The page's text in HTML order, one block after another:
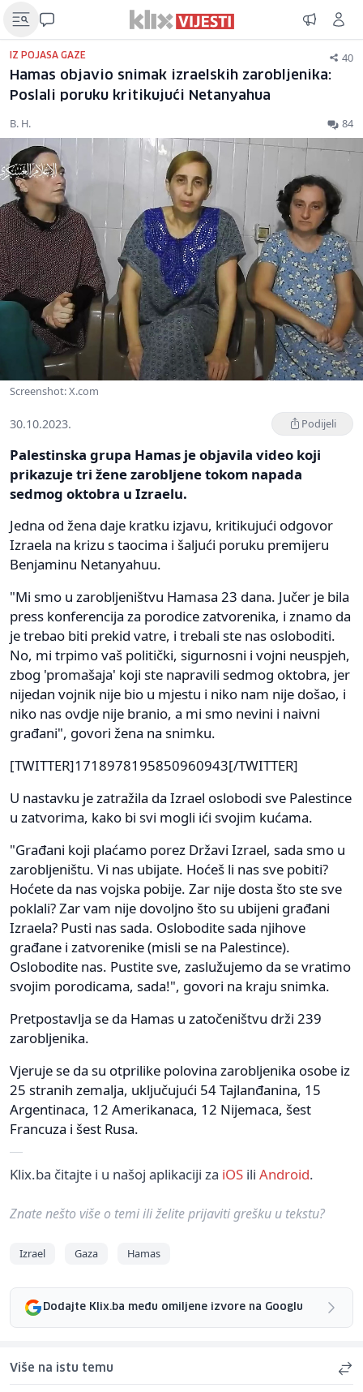
IZ POJASA GAZE 40
Hamas objavio snimak izraelskih zarobljenika:
Poslali poruku kritikujući Netanyahua
B. H. 84
Screenshot: X.com
30.10.2023. Podijeli
Palestinska grupa Hamas je objavila video koji
prikazuje tri žene zarobljene tokom napada
sedmog oktobra u Izraelu.
Jedna od žena daje kratku izjavu, kritikujući odgovor
Izraela na krizu s taocima i šaljući poruku premijeru
Benjaminu Netanyahuu.
"Mi smo u zarobljeništvu Hamasa 23 dana. Jučer je bila
press konferencija za porodice zatvorenika, i znamo da
je trebao biti prekid vatre, i trebali ste nas osloboditi.
No, mi trpimo vaš politički, sigurnosni i vojni neuspjeh,
zbog 'promašaja' koji ste napravili sedmog oktobra, jer
nijedan vojnik nije bio u mjestu i niko nam nije došao, i
niko nas ovdje nije branio, a mi smo nevini i naivni
građani", govori žena na snimku.
[TWITTER]1718978195850960943[/TWITTER]
U nastavku je zatražila da Izrael oslobodi sve Palestince
u zatvorima, kako bi svi mogli ići svojim kućama.
"Građani koji plaćamo porez Državi Izrael, sada smo u
zarobljeništu. Vi nas ubijate. Hoćeš li nas sve pobiti?
Hoćete da nas vojska pobije. Zar nije dosta što ste sve
poklali? Zar vam nije dovoljno što su ubijeni građani
Izraela? Pusti nas sada. Oslobodite sada njihove
građane i zatvorenike (misli se na Palestince).
Oslobodite nas. Pustite sve, zaslužujemo da se vratimo
svojim porodicama, sada!", govori na kraju snimka.
Pretpostavlja se da Hamas u zatočeništvu drži 239
zarobljenika.
Vjeruje se da su otprilike polovina zarobljenika osobe iz
25 stranih zemalja, uključujući 54 Tajlanđanina, 15
Argentinaca, 12 Amerikanaca, 12 Nijemaca, šest
Francuza i šest Rusa.
Klix.ba čitajte i u našoj aplikaciji za iOS ili Android.
Znate nešto više o temi ili želite prijaviti grešku u tekstu?
Izrael Gaza Hamas
Dodajte Klix.ba među omiljene izvore na Googlu
Više na istu temu